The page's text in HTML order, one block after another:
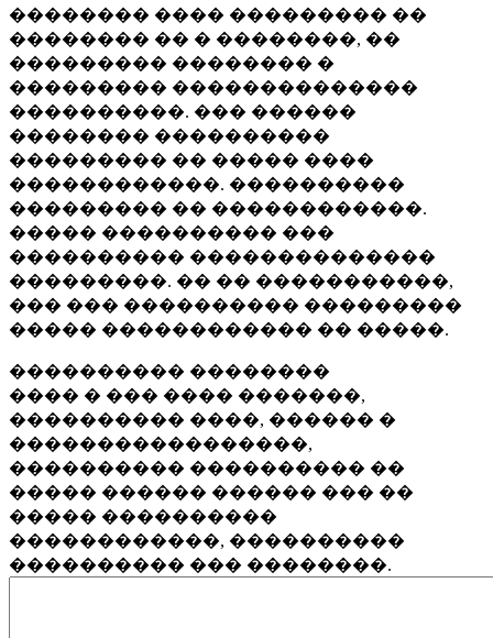
�������� ���� ��������� ��
�������� �� � ��������, ��
��������� �������� �
��������� ��������������
����������. ��� ������
�������� ����������
��������� �� ����� ����
������������. ����������
��������� �� ������������.
����� ���������� ���
���������� ��������������
���������. �� �� �����������,
��� ��� ���������� ���������
����� ������������ �� �����.
���������� ��������
���� � ��� ���� �������,
���������� ����, ������ �
�����������������,
���������� ���������� ��
����� ������ ������ ��� ��
����� ����������
������������, ����������
���������� ��� ��������.